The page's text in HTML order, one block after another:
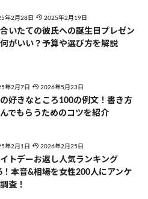
年2月28日 2025年2月19日
いたての彼氏への誕生日プレゼン
何がいい？予算や選び方を解説
年2月7日 2026年5月23日
好きなところ100の例文！書き方
でもらうためのコツを紹介
年2月1日 2026年2月25日
トデーお返し人気ランキング
！本音&相場を女性200人にアンケ
査！